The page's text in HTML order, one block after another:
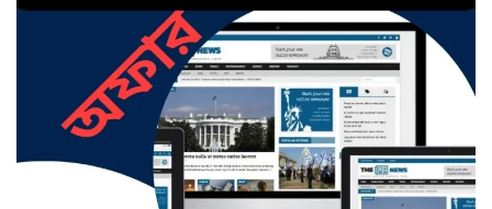
ছাতক থানার পুলিশ সদস্য সংগীতে
শ্রেষ্ঠ শিল্পী নির্বাচিত
ছাতকের নবাগত ইউএনও’র সাথে
প্রেসক্লাব নেতৃবৃন্দের সাক্ষাত